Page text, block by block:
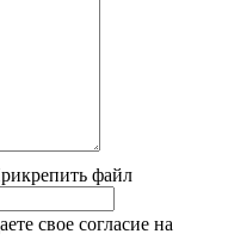
файл
свое согласие на